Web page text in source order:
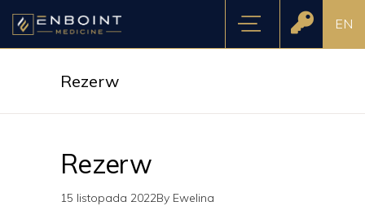
EN
Rezerw
Rezerw
15 listopada 2022By Ewelina